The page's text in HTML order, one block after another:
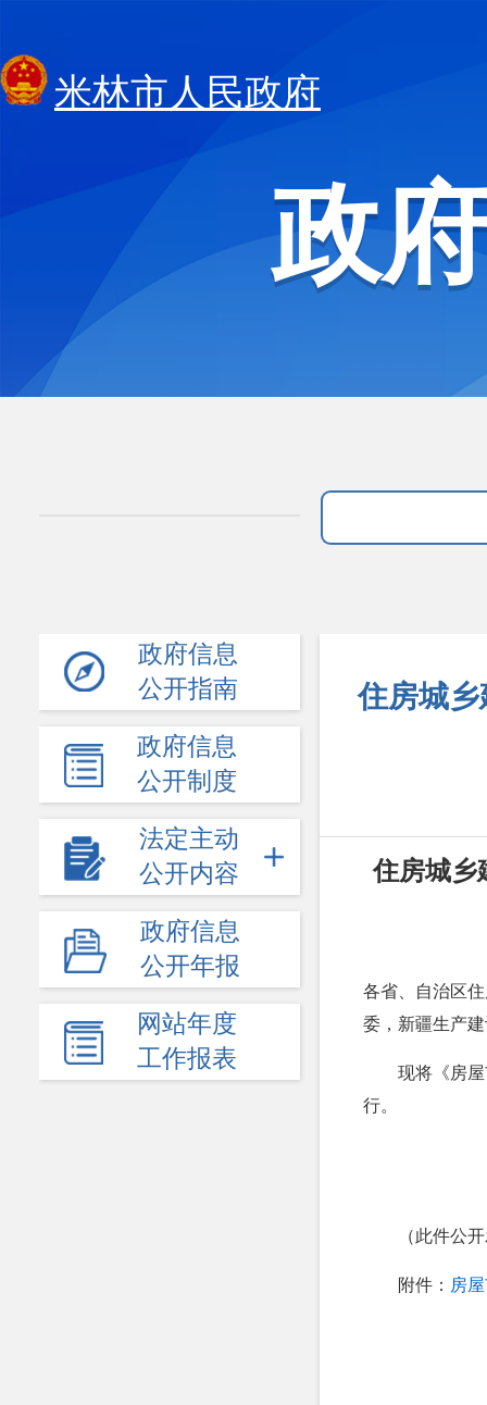
米林市人民政府
政
政府信息
公开指南
政府信息
公开制度
法定主动
公开内容
政府信息
公开年报
网站年度
工作报表
住房城
住房城乡
各省、自治区
委，新疆生产
现将《房
行。
（此件公
附件： 房